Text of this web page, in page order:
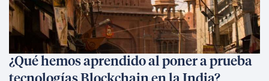
¿Qué hemos aprendido al poner a prueba